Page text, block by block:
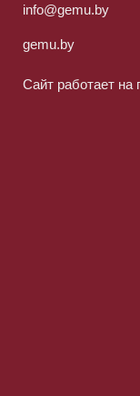
info@gemu.by
gemu.by
Сайт работает на